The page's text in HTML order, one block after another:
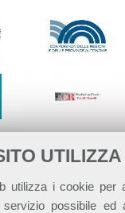
utilizza i cookie per
possibile ed